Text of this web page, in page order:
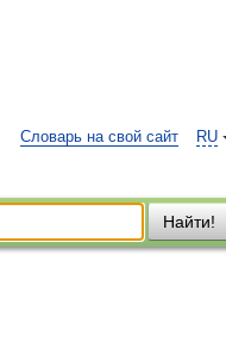
RU
Словарь на свой сайт
Найти!